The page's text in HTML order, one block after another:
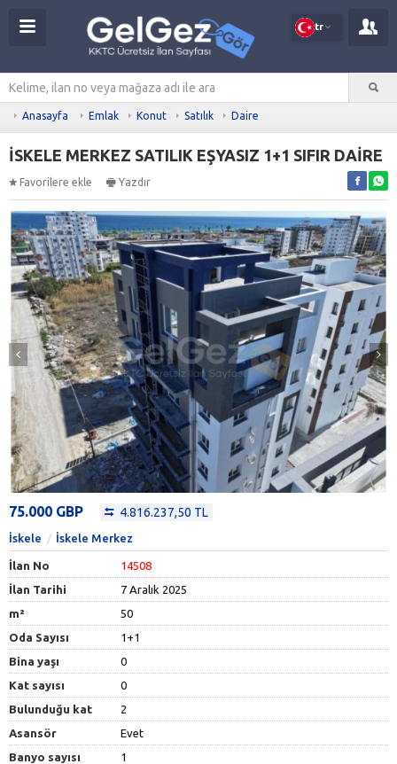
tr
Anasayfa Emlak Konut Satılık Daire
İSKELE MERKEZ SATILIK EŞYASIZ 1+1 SIFIR DAİRE
Favorilere ekle Yazdır
75.000 GBP 4.816.237,50 TL
İskele İskele Merkez
İlan No
14508
İlan Tarihi
7 Aralık 2025
m²
50
Oda Sayısı
1+1
Bina yaşı
0
Kat sayısı
0
Bulunduğu kat
2
Asansör
Evet
Banyo sayısı
1